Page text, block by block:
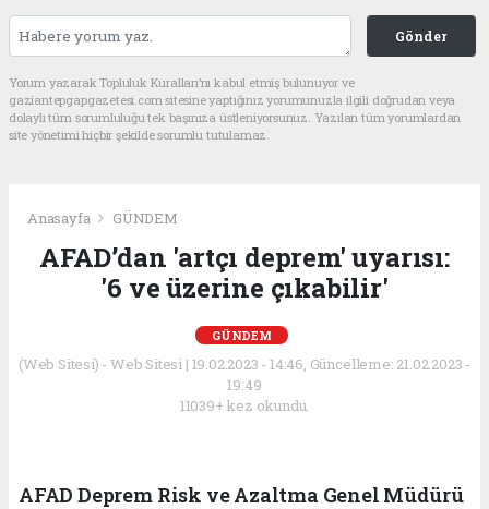
Gönder
Yorum yazarak Topluluk Kuralları’nı kabul etmiş bulunuyor ve
gaziantepgapgazetesi.com sitesine yaptığınız yorumunuzla ilgili doğrudan veya
dolaylı tüm sorumluluğu tek başınıza üstleniyorsunuz. Yazılan tüm yorumlardan
site yönetimi hiçbir şekilde sorumlu tutulamaz.
Anasayfa GÜNDEM
AFAD’dan 'artçı deprem' uyarısı:
'6 ve üzerine çıkabilir'
GÜNDEM
(Web Sitesi) - Web Sitesi | 19.02.2023 - 14:46, Güncelleme: 21.02.2023 -
19:49
11039+ kez okundu.
AFAD Deprem Risk ve Azaltma Genel Müdürü